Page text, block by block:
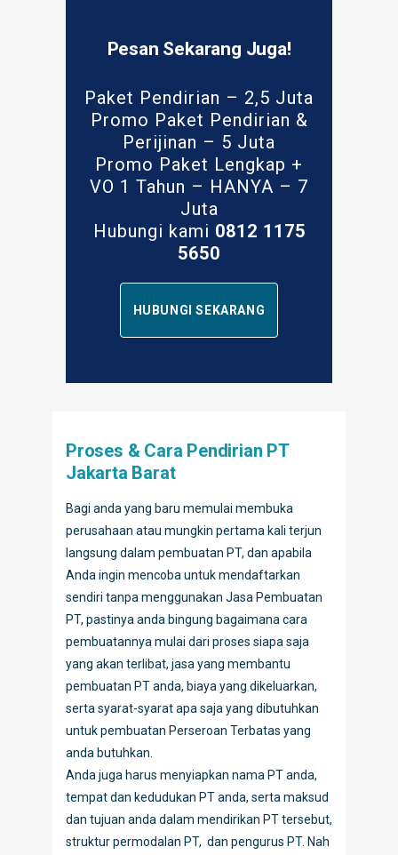
Pesan Sekarang Juga!
Paket Pendirian – 2,5 Juta
Promo Paket Pendirian &
Perijinan – 5 Juta
Promo Paket Lengkap +
VO 1 Tahun – HANYA – 7
Juta
Hubungi kami 0812 1175
5650
HUBUNGI SEKARANG
Proses & Cara Pendirian PT
Jakarta Barat
Bagi anda yang baru memulai membuka
perusahaan atau mungkin pertama kali terjun
langsung dalam pembuatan PT, dan apabila
Anda ingin mencoba untuk mendaftarkan
sendiri tanpa menggunakan Jasa Pembuatan
PT, pastinya anda bingung bagaimana cara
pembuatannya mulai dari proses siapa saja
yang akan terlibat, jasa yang membantu
pembuatan PT anda, biaya yang dikeluarkan,
serta syarat-syarat apa saja yang dibutuhkan
untuk pembuatan Perseroan Terbatas yang
anda butuhkan.
Anda juga harus menyiapkan nama PT anda,
tempat dan kedudukan PT anda, serta maksud
dan tujuan anda dalam mendirikan PT tersebut,
struktur permodalan PT, dan pengurus PT. Nah